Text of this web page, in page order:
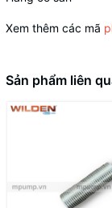
Xem thêm các mã
Sản phẩm liên